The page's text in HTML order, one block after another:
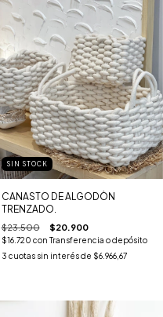
SIN STOCK
CANASTO DE ALGODÒN
TRENZADO.
$23.500 $20.900
$16.720 con Transferencia o depósito
3 cuotas sin interés de $6.966,67